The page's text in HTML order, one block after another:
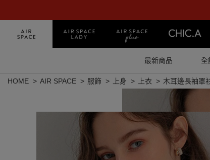
最新商品 全
HOME AIR SPACE 服飾 上身 上衣 木耳邊長袖罩